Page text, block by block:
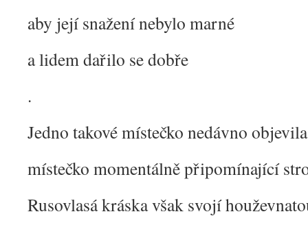
aby její snažení nebylo marné
a lidem dařilo se dobře
.
Jedno takové místečko nedávno
místečko momentálně připomínající
Rusovlasá kráska však svojí